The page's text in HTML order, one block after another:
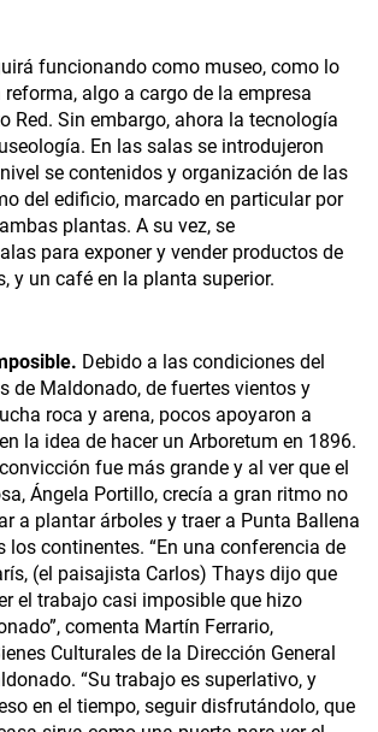
funcionando como museo, como lo
algo a cargo de la empresa
Red. Sin embargo, ahora la tecnología
En las salas se introdujeron
se contenidos y organización de las
del edificio, marcado en particular por
plantas. A su vez, se
para exponer y vender productos de
y un café en la planta superior.
Debido a las condiciones del
de Maldonado, de fuertes vientos y
roca y arena, pocos apoyaron a
la idea de hacer un Arboretum en 1896.
fue más grande y al ver que el
Ángela Portillo, crecía a gran ritmo no
a plantar árboles y traer a Punta Ballena
los continentes. “En una conferencia de
(el paisajista Carlos) Thays dijo que
el trabajo casi imposible que hizo
comenta Martín Ferrario,
Culturales de la Dirección General
“Su trabajo es superlativo, y
en el tiempo, seguir disfrutándolo, que